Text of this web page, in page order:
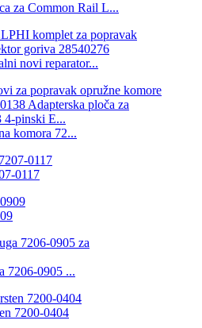
za Common Rail L...
novi reparator...
komora 72...
0117
7206-0905 ...
7200-0404